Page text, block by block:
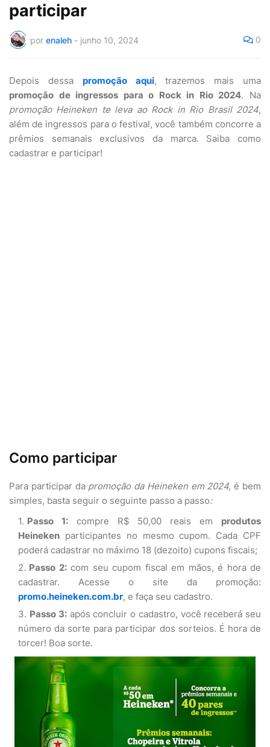
participar
por enaleh - junho 10, 2024 0
Depois dessa promoção aqui, trazemos mais uma
promoção de ingressos para o Rock in Rio 2024. Na
promoção Heineken te leva ao Rock in Rio Brasil 2024,
além de ingressos para o festival, você também concorre a
prêmios semanais exclusivos da marca. Saiba como
cadastrar e participar!
Como participar
Para participar da promoção da Heineken em 2024,é bem
simples, basta seguir o seguinte passo a passo:
Passo 1:compre R$ 50,00 reais em produtos
Heineken participantes no mesmo cupom. Cada CPF
poderá cadastrar no máximo 18 (dezoito) cupons fiscais;
Passo 2:com seu cupom fiscal em mãos, é hora de
cadastrar. Acesse o site da promoção:
promo.heineken.com.br, e faça seu cadastro.
Passo 3:após concluir o cadastro, você receberá seu
número da sorte para participar dos sorteios. É hora de
torcer! Boa sorte.